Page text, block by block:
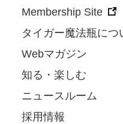
Membership Site
タイガー魔法瓶につ
Webマガジン
知る・楽しむ
ニュースルーム
採用情報